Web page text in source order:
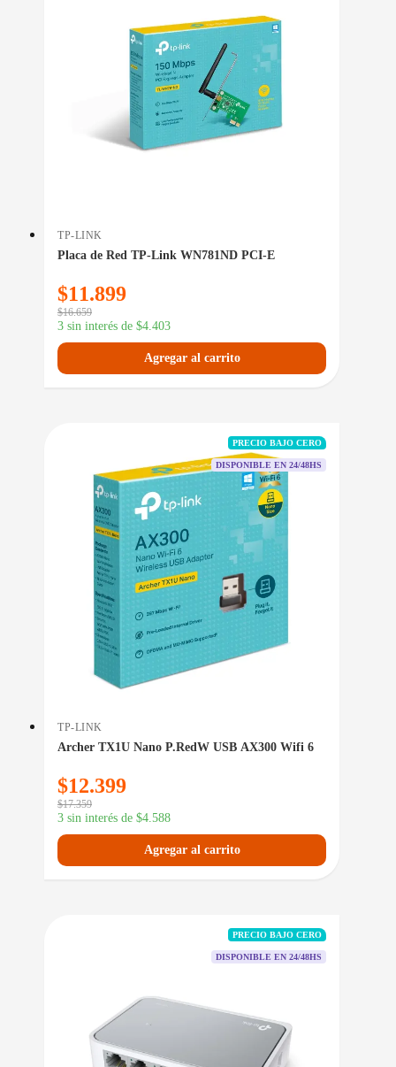
TP-LINK
Placa de Red TP-Link WN781ND PCI-E
$11.899
$16.659
3 sin interés de $4.403
Agregar al carrito
PRECIO BAJO CERO
DISPONIBLE EN 24/48HS
TP-LINK
Archer TX1U Nano P.RedW USB AX300 Wifi 6
$12.399
$17.359
3 sin interés de $4.588
Agregar al carrito
PRECIO BAJO CERO
DISPONIBLE EN 24/48HS